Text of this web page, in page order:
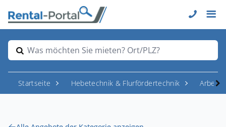
Was möchten Sie mieten? Ort/PLZ?
Startseite Hebetechnik & Flurfördertechnik